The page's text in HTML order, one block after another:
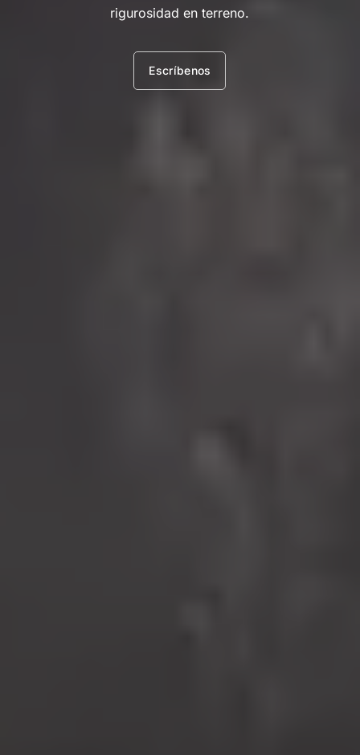
rigurosidad en terreno.
Escríbenos